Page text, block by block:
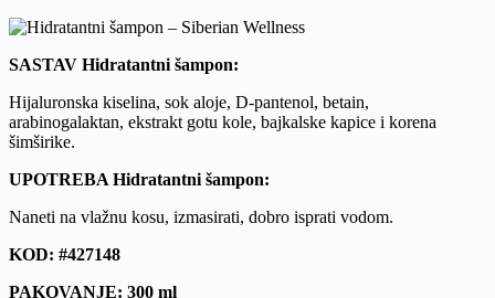
SASTAV Hidratantni šampon:
Hijaluronska kiselina, sok aloje, D-pantenol, betain,
arabinogalaktan, ekstrakt gotu kole, bajkalske kapice i korena
šimširike.
UPOTREBA Hidratantni šampon:
Naneti na vlažnu kosu, izmasirati, dobro isprati vodom.
KOD: #427148
PAKOVANJE: 300 ml